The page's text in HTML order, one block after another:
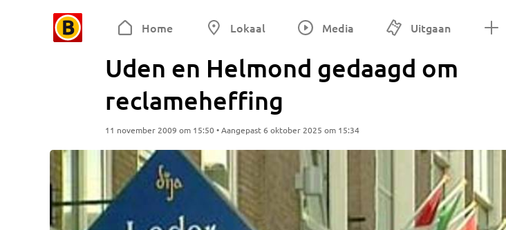
Home Lokaal Media Uitgaan
Uden en Helmond gedaagd om
reclameheffing
11 november 2009 om 15:50 • Aangepast 6 oktober 2025 om 15:34